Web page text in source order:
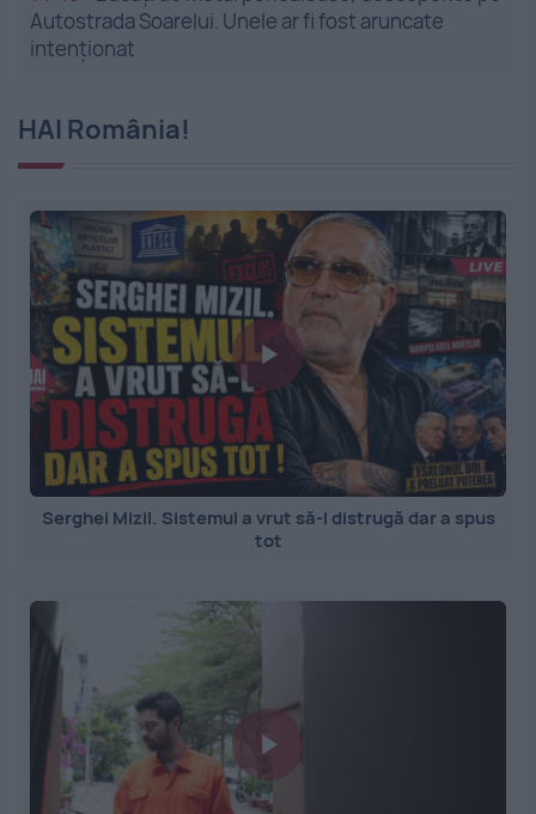
Autostrada Soarelui. Unele ar fi fost aruncate
intenționat
HAI România!
Serghei Mizil. Sistemul a vrut să-l distrugă dar a spus
tot